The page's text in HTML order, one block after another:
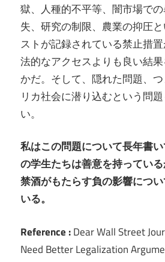
獄、人種的不平等、闇市場で
失、研究の制限、農業の抑圧
ストが記録されている禁止措
法的なアクセスよりも良い結
かだ。そして、隠れた問題、
リカ社会に潜り込むという問
い。
私はこの問題について長年書
の学生たちは善意を持っている
禁酒がもたらす負の影響につ
いる。
Reference :Dear Wall Street
Need Better Legalization